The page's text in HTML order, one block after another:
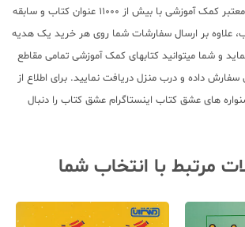
نماینده مستقیم ناشران معتبر کمک آموزشی با بیش از 11000 عنوان کتاب و سابقه
علاوه بر ارسال سفارشات شما روی هر خرید یک هدیه
و شما میتوانید کتابهای کمک آموزشی تمامی مقاطع
سفارش داده و درب منزل دریافت نمایید. برای اطلاع از
های عشق کتاب اینستاگرام عشق کتاب را دنبال
مرتبط با انتخاب شما